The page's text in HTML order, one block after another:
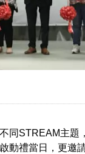
同STREAM主題
動禮當日，更邀